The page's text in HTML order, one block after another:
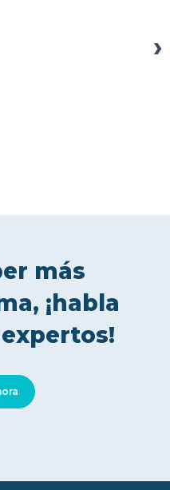
›
más
¡habla